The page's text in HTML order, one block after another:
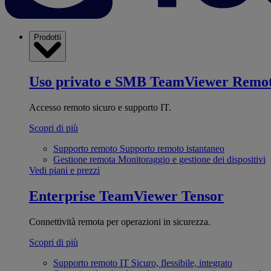
Prodotti
Uso privato e SMB TeamViewer
Accesso remoto sicuro e supporto IT.
Scopri di più
Supporto remoto Supporto remoto istantaneo
Gestione remota Monitoraggio e gestione dei dispositivi
Vedi piani e prezzi
Enterprise TeamViewer Tensor
Connettività remota per operazioni in sicurezza.
Scopri di più
Supporto remoto IT Sicuro, flessibile, integrato